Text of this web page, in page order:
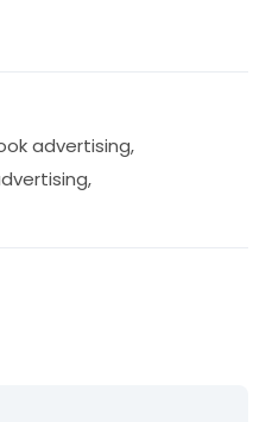
advertising,
,